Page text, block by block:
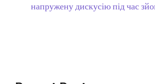
напружену дискусію під час